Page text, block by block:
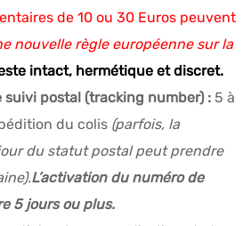
de 10 ou 30 Euros peuvent
nouvelle règle européenne sur la
intact, hermétique et discret.
suivi postal (tracking number) : 5 à
du colis (parfois, la
du statut postal peut prendre
L’activation du numéro de
5 jours ou plus.